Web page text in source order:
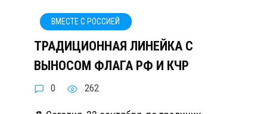
ВМЕСТЕ С РОССИЕЙ
ТРАДИЦИОННАЯ ЛИНЕЙКА С
ВЫНОСОМ ФЛАГА РФ И КЧР
0 262